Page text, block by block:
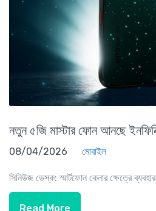
নতুন ৫জি মাস্টার ফোন আনছে
08/04/2026 মোবাইল
সিনিউজ ডেস্ক: স্মার্টফোন কেনার ক্ষেত্রে
Read More